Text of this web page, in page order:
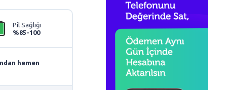
Pil Sağlığı
%85-100
hemen